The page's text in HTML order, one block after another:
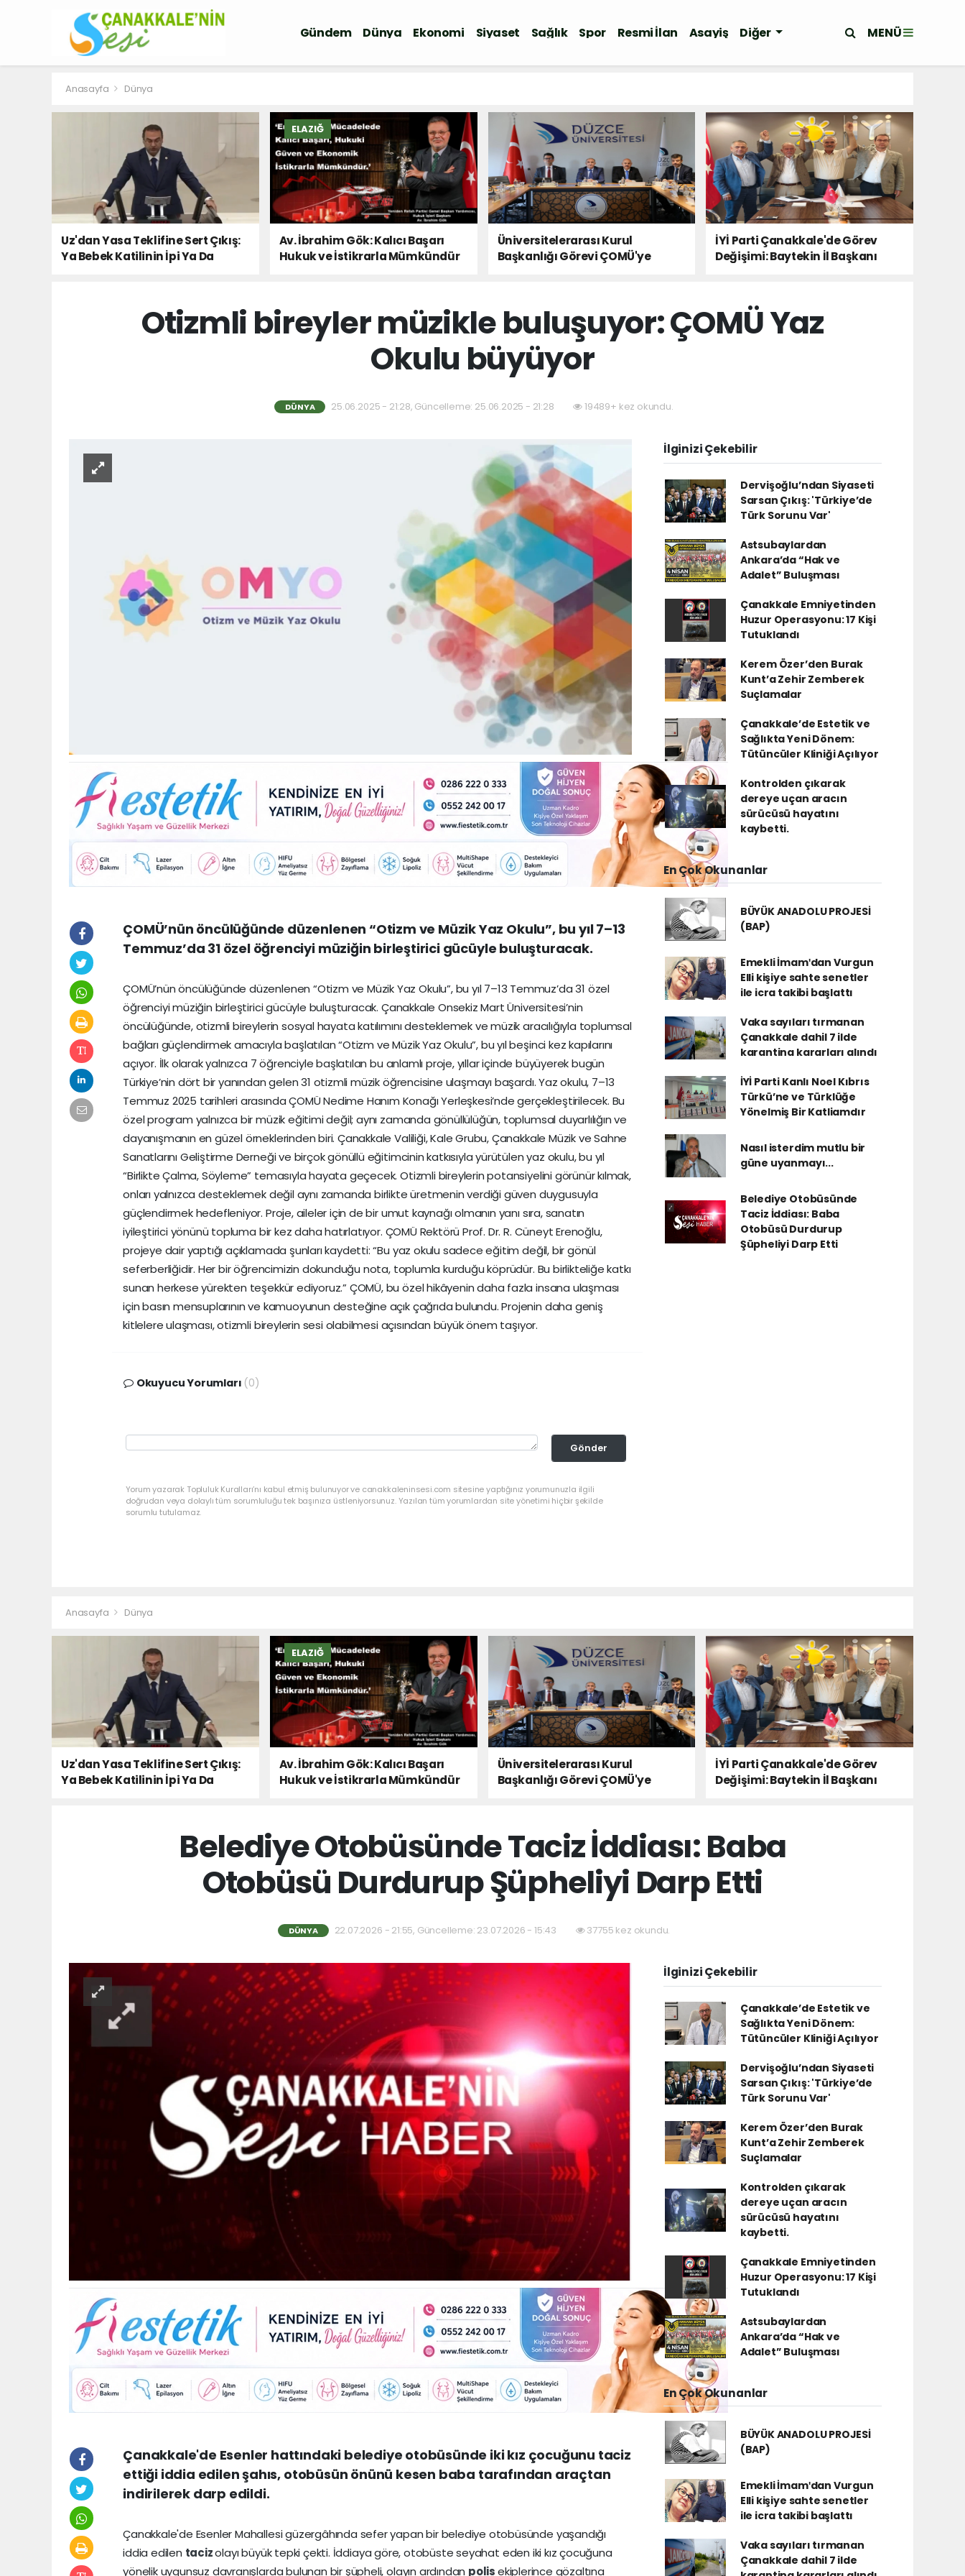
Gündem Dünya Ekonomi Siyaset Sağlık Spor Resmi İlan Asayiş Diğer MENÜ
Anasayfa Dünya
Uz'dan Yasa Teklifine Sert Çıkış:
Ya Bebek Katilinin İpi Ya Da
ELAZIĞ
Av. İbrahim Gök: Kalıcı Başarı
Hukuk ve İstikrarla Mümkündür
Üniversitelerarası Kurul
Başkanlığı Görevi ÇOMÜ'ye
İYİ Parti Çanakkale'de Görev
Değişimi: Baytekin İl Başkanı
Otizmli bireyler müzikle buluşuyor: ÇOMÜ Yaz
Okulu büyüyor
DÜNYA 25.06.2025 - 21:28, Güncelleme: 25.06.2025 - 21:28 19489+ kez okundu.
ÇOMÜ’nün öncülüğünde düzenlenen “Otizm ve Müzik Yaz Okulu”, bu yıl 7–13
Temmuz’da 31 özel öğrenciyi müziğin birleştirici gücüyle buluşturacak.
ÇOMÜ’nün öncülüğünde düzenlenen “Otizm ve Müzik Yaz Okulu”, bu yıl 7–13 Temmuz’da 31 özel
öğrenciyi müziğin birleştirici gücüyle buluşturacak. Çanakkale Onsekiz Mart Üniversitesi’nin
öncülüğünde, otizmli bireylerin sosyal hayata katılımını desteklemek ve müzik aracılığıyla toplumsal
bağları güçlendirmek amacıyla başlatılan “Otizm ve Müzik Yaz Okulu”, bu yıl beşinci kez kapılarını
açıyor. İlk olarak yalnızca 7 öğrenciyle başlatılan bu anlamlı proje, yıllar içinde büyüyerek bugün
Türkiye’nin dört bir yanından gelen 31 otizmli müzik öğrencisine ulaşmayı başardı. Yaz okulu, 7–13
Temmuz 2025 tarihleri arasında ÇOMÜ Nedime Hanım Konağı Yerleşkesi’nde gerçekleştirilecek. Bu
özel program yalnızca bir müzik eğitimi değil; aynı zamanda gönüllülüğün, toplumsal duyarlılığın ve
dayanışmanın en güzel örneklerinden biri. Çanakkale Valiliği, Kale Grubu, Çanakkale Müzik ve Sahne
Sanatlarını Geliştirme Derneği ve birçok gönüllü eğitimcinin katkısıyla yürütülen yaz okulu, bu yıl
“Birlikte Çalma, Söyleme” temasıyla hayata geçecek. Otizmli bireylerin potansiyelini görünür kılmak,
onları yalnızca desteklemek değil aynı zamanda birlikte üretmenin verdiği güven duygusuyla
güçlendirmek hedefleniyor. Proje, aileler için de bir umut kaynağı olmanın yanı sıra, sanatın
iyileştirici yönünü topluma bir kez daha hatırlatıyor. ÇOMÜ Rektörü Prof. Dr. R. Cüneyt Erenoğlu,
projeye dair yaptığı açıklamada şunları kaydetti: “Bu yaz okulu sadece eğitim değil, bir gönül
seferberliğidir. Her bir öğrencimizin dokunduğu nota, toplumla kurduğu köprüdür. Bu birlikteliğe katkı
sunan herkese yürekten teşekkür ediyoruz.” ÇOMÜ, bu özel hikâyenin daha fazla insana ulaşması
için basın mensuplarının ve kamuoyunun desteğine açık çağrıda bulundu. Projenin daha geniş
kitlelere ulaşması, otizmli bireylerin sesi olabilmesi açısından büyük önem taşıyor.
Okuyucu Yorumları (0)
Gönder
Yorum yazarak Topluluk Kuralları’nı kabul etmiş bulunuyor ve canakkaleninsesi.com sitesine yaptığınız yorumunuzla ilgili
doğrudan veya dolaylı tüm sorumluluğu tek başınıza üstleniyorsunuz. Yazılan tüm yorumlardan site yönetimi hiçbir şekilde
sorumlu tutulamaz.
İlginizi Çekebilir
Dervişoğlu’ndan Siyaseti
Sarsan Çıkış: 'Türkiye’de
Türk Sorunu Var'
Astsubaylardan
Ankara’da “Hak ve
Adalet” Buluşması
Çanakkale Emniyetinden
Huzur Operasyonu: 17 Kişi
Tutuklandı
Kerem Özer’den Burak
Kunt’a Zehir Zemberek
Suçlamalar
Çanakkale’de Estetik ve
Sağlıkta Yeni Dönem:
Tütüncüler Kliniği Açılıyor
Kontrolden çıkarak
dereye uçan aracın
sürücüsü hayatını
kaybetti.
En Çok Okunanlar
BÜYÜK ANADOLU PROJESİ
(BAP)
Emekli İmamʹdan Vurgun
Elli kişiye sahte senetler
ile icra takibi başlattı
Vaka sayıları tırmanan
Çanakkale dahil 7 ilde
karantina kararları alındı
İYİ Parti Kanlı Noel Kıbrıs
Türkü’ne ve Türklüğe
Yönelmiş Bir Katliamdır
Nasıl isterdim mutlu bir
güne uyanmayı...
Belediye Otobüsünde
Taciz İddiası: Baba
Otobüsü Durdurup
Şüpheliyi Darp Etti
Anasayfa Dünya
Uz'dan Yasa Teklifine Sert Çıkış:
Ya Bebek Katilinin İpi Ya Da
ELAZIĞ
Av. İbrahim Gök: Kalıcı Başarı
Hukuk ve İstikrarla Mümkündür
Üniversitelerarası Kurul
Başkanlığı Görevi ÇOMÜ'ye
İYİ Parti Çanakkale'de Görev
Değişimi: Baytekin İl Başkanı
Belediye Otobüsünde Taciz İddiası: Baba
Otobüsü Durdurup Şüpheliyi Darp Etti
DÜNYA 22.07.2026 - 21:55, Güncelleme: 23.07.2026 - 15:43 37755 kez okundu.
Çanakkale'de Esenler hattındaki belediye otobüsünde iki kız çocuğunu taciz
ettiği iddia edilen şahıs, otobüsün önünü kesen baba tarafından araçtan
indirilerek darp edildi.
Çanakkale'de Esenler Mahallesi güzergâhında sefer yapan bir belediye otobüsünde yaşandığı
iddia edilen tacizolayı büyük tepki çekti. İddiaya göre, otobüste seyahat eden iki kız çocuğuna
yönelik uygunsuz davranışlarda bulunan bir şüpheli, olayın ardından polisekiplerince gözaltına
İlginizi Çekebilir
Çanakkale’de Estetik ve
Sağlıkta Yeni Dönem:
Tütüncüler Kliniği Açılıyor
Dervişoğlu’ndan Siyaseti
Sarsan Çıkış: 'Türkiye’de
Türk Sorunu Var'
Kerem Özer’den Burak
Kunt’a Zehir Zemberek
Suçlamalar
Kontrolden çıkarak
dereye uçan aracın
sürücüsü hayatını
kaybetti.
Çanakkale Emniyetinden
Huzur Operasyonu: 17 Kişi
Tutuklandı
Astsubaylardan
Ankara’da “Hak ve
Adalet” Buluşması
En Çok Okunanlar
BÜYÜK ANADOLU PROJESİ
(BAP)
Emekli İmamʹdan Vurgun
Elli kişiye sahte senetler
ile icra takibi başlattı
Vaka sayıları tırmanan
Çanakkale dahil 7 ilde